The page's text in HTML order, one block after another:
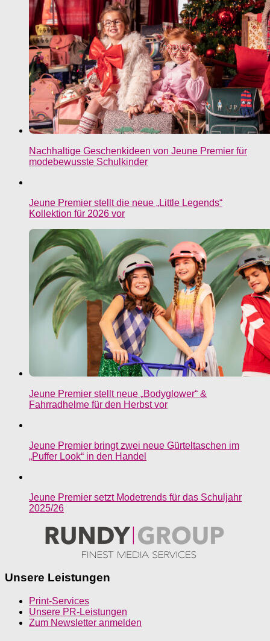
Nachhaltige Geschenkideen von Jeune Premier für
modebewusste Schulkinder
Jeune Premier stellt die neue „Little Legends“
Kollektion für 2026 vor
Jeune Premier stellt neue „Bodyglower“ &
Fahrradhelme für den Herbst vor
Jeune Premier bringt zwei neue Gürteltaschen im
„Puffer Look“ in den Handel
Jeune Premier setzt Modetrends für das Schuljahr
2025/26
Unsere Leistungen
Print-Services
Unsere PR-Leistungen
Zum Newsletter anmelden